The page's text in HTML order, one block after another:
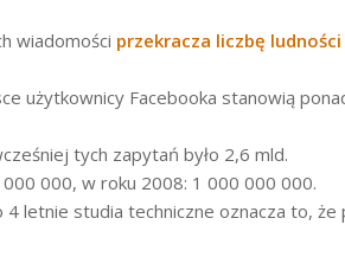
wiadomości przekracza liczbę
użytkownicy Facebooka stanowią
tych zapytań było 2,6 mld.
000, w roku 2008: 1 000 000 000.
letnie studia techniczne oznacza to, że